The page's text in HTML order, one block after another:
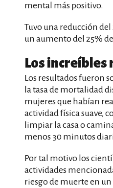
mental más positivo.
Tuvo una reducción
un aumento del 25%
Los
Los resultados fueron
la tasa de mortalidad
mujeres que habían
actividad física suave,
limpiar la casa o
menos 30 minutos
Por tal motivo los
actividades
riesgo de muerte en un